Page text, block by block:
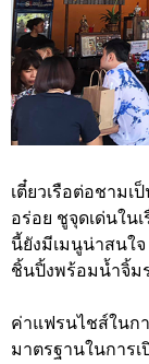
เตี๋ยวเรือต่อชามเ
อร่อย ชูจุดเด่นใน
นี้ยังมีเมนูน่าสนใ
ชิ้นปิ้งพร้อมน้ำจิ้ม
ค่าแฟรนไชส์ในก
มาตรฐานในการ